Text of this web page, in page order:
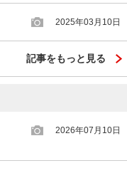
2025年03月10日
記事をもっと見る
2026年07月10日